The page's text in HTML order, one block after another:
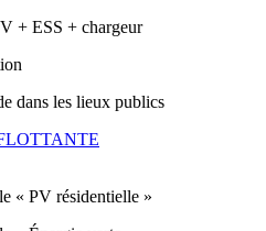
+ ESS + chargeur
dans les lieux publics
« PV résidentielle »